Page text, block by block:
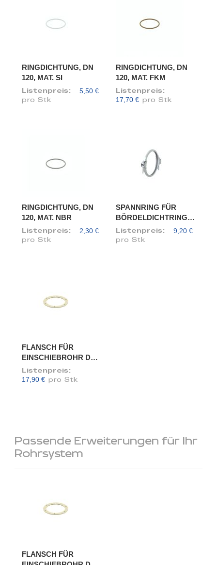
RINGDICHTUNG, DN
120, MAT. SI
Listenpreis: 5,50 €
pro Stk
RINGDICHTUNG, DN
120, MAT. FKM
Listenpreis:
17,70 € pro Stk
RINGDICHTUNG, DN
120, MAT. NBR
Listenpreis: 2,30 €
pro Stk
SPANNRING FÜR
BÖRDELDICHTRING,
DN 120
Listenpreis: 9,20 €
pro Stk
FLANSCH FÜR
EINSCHIEBROHR DN
120/118
Listenpreis:
17,90 € pro Stk
Passende Erweiterungen für Ihr
Rohrsystem
FLANSCH FÜR